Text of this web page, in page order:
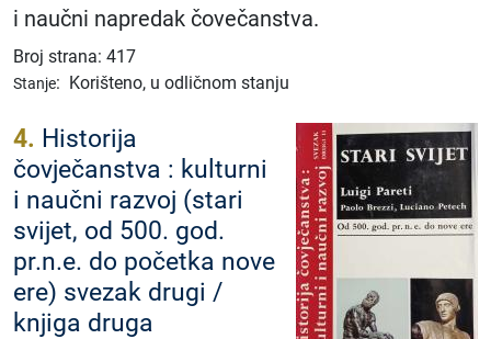
i naučni napredak čovečanstva.
Broj strana: 417
Stanje: Korišteno, u odličnom stanju
4. Historija
čovječanstva : kulturni
i naučni razvoj (stari
svijet, od 500. god.
pr.n.e. do početka nove
ere) svezak drugi /
knjiga druga